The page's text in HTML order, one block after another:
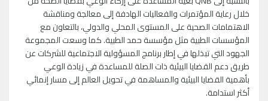
خلال رعاية المؤتمرات والفعاليات الهادفة إلى معالجة ومناقشة
الاهتمامات الصحية على المستوى المحلي والدولي، بالتعاون مع
المؤسسات الطبية مثل مؤسسة حمد الطبية. كما وسعت المجموعة
الجهود التي تبذلها في إطار برنامج المسؤولية الاجتماعية للشركات عن
طريق دعم القضايا البيئية ذات الصلة للمساعدة في زيادة الوعي
بأهمية القضايا البيئية والمساهمة في تحويل العالم إلى مسار إنمائي
أكثر استدامة.